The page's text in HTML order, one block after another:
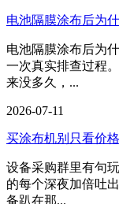
电池隔膜涂布后为
电池隔膜涂布后为
一次真实排查过程
来没多久，...
2026-07-11
买涂布机别只看价
设备采购群里有句
的每个深夜加倍吐
备趴在那...